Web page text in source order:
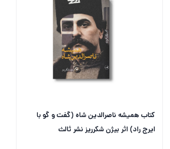
کتاب همیشه ناصرالدین شاه (گفت و گو با
ایرج راد) اثر بیژن شکرریز نشر ثالث